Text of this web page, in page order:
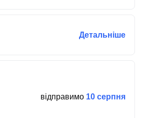
Детальніше
відправимо 10 серпня